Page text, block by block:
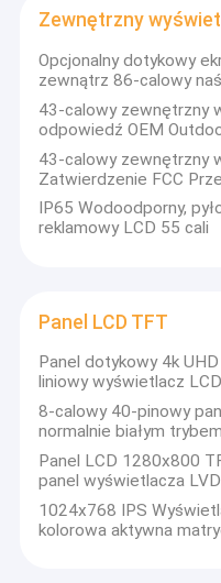
Produkty
O nas
Wycieczka po fabryce
Kontrola jakości
Skontaktuj się z nami
Monitor dotykowy
Monitor dotykowy na
Zewnętrzny
Opcjonalny dotykowy
zewnątrz 86-calowy
43-calowy zewnętrzny
odpowiedź OEM
43-calowy zewnętrzny
Zatwierdzenie FCC
IP65 Wodoodporny,
reklamowy LCD 55 cali
Panel LCD TFT
Panel dotykowy 4k
liniowy wyświetlacz
8-calowy 40-pinowy
normalnie białym
Panel LCD 1280x800
panel wyświetlacza
1024x768 IPS
kolorowa aktywna
dostawcą komputerów z
dotykowych i komputerów
zaawansowanym,
CJTouch wierzy w
świadczeniu
Doświadczenie:
Założona w 2011 roku z
CJTouch okazała się
partnerem, który pomaga
produkty z kompletnym
Ponad 10 lat połączonego
ekranów dotykowych,
Co oferujemy:
uzyskał certyfikat ISO 9001
RoHS i inne
-Ekrany jedno- i
niestandardowe)
-monitory jedno- i
rozmiary i funkcje)
-komputery all-in-one
-Panele LCD o wysokiej
-Maszyny reklamowe na
-Usługi ODM/OEM